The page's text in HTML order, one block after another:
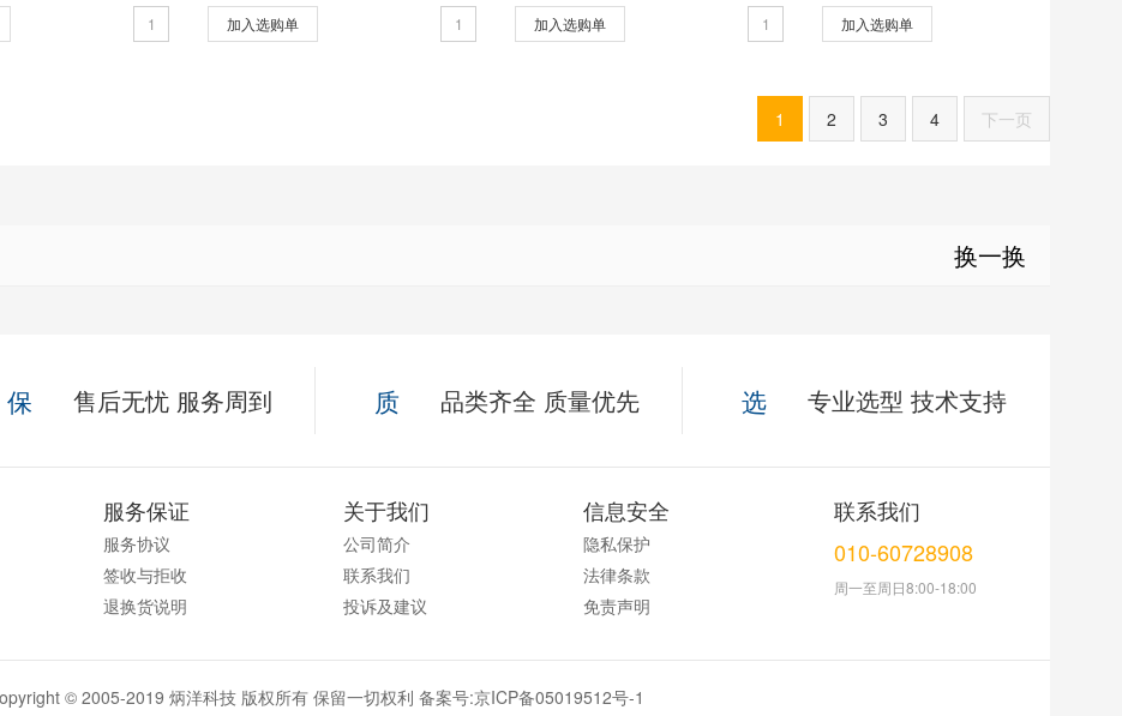
加入选购单 加入选购单 加入选购单
1 2 3 4 下一页
换一换
保 售后无忧 服务周到 质 品类齐全 质量优先 选 专业选型 技术支持
服务保证
服务协议
签收与拒收
退换货说明
关于我们
公司简介
联系我们
投诉及建议
信息安全
隐私保护
法律条款
免责声明
联系我们
010-60728908
周一至周日8:00-18:00
© 2005-2019 炳洋科技 版权所有 保留一切权利 备案号:京ICP备05019512号-1